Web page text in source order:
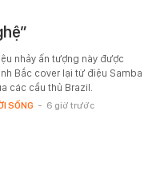
nhảy ấn tượng này được
Bắc cover lại từ điệu Samba
các cầu thủ Brazil.
SỐNG - 6 giờ trước